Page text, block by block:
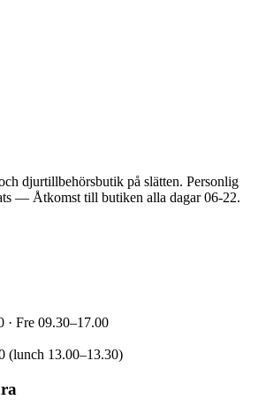
djurtillbehörsbutik på slätten. Personlig
— Åtkomst till butiken alla dagar 06-22.
· Fre 09.30–17.00
(lunch 13.00–13.30)